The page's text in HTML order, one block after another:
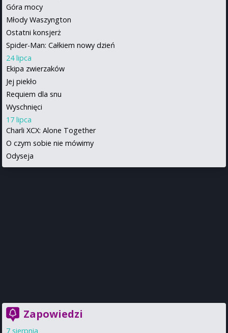
Góra mocy
Młody Waszyngton
Ostatni konsjerż
Spider-Man: Całkiem nowy dzień
24 lipca
Ekipa zwierzaków
Jej piekło
Requiem dla snu
Wyschnięci
17 lipca
Charli XCX: Alone Together
O czym sobie nie mówimy
Odyseja
Zapowiedzi
7 sierpnia